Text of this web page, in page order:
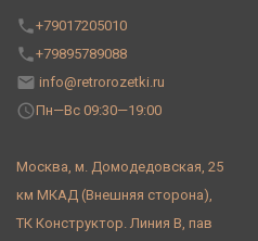
+79017205010
+79895789088
info@retrorozetki.ru
Пн—Вс 09:30—19:00
Москва, м. Домодедовская, 25
км МКАД (Внешняя сторона),
ТК Конструктор. Линия В, пав